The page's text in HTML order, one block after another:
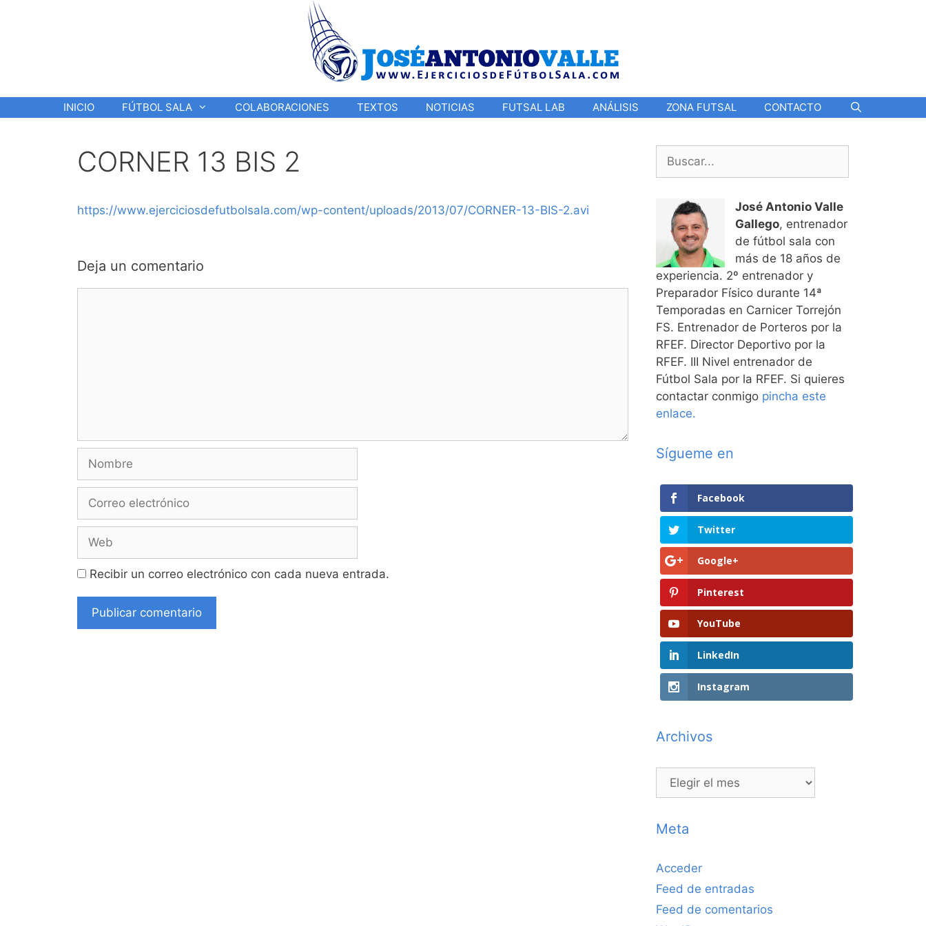
INICIO FÚTBOL SALA COLABORACIONES TEXTOS NOTICIAS FUTSAL LAB ANÁLISIS ZONA FUTSAL CONTACTO
CORNER 13 BIS 2
https://www.ejerciciosdefutbolsala.com/wp-content/uploads/2013/07/CORNER-13-BIS-2.avi
Deja un comentario
electrónico
Recibir un correo electrónico con cada nueva entrada.
Buscar:
José Antonio Valle
Gallego, entrenador
de fútbol sala con
más de 18 años de
experiencia. 2º entrenador y
Preparador Físico durante 14ª
Temporadas en Carnicer Torrejón
FS. Entrenador de Porteros por la
RFEF. Director Deportivo por la
RFEF. III Nivel entrenador de
Fútbol Sala por la RFEF. Si quieres
contactar conmigo pincha este
enlace.
Sígueme en
Facebook
Twitter
Google+
Pinterest
YouTube
LinkedIn
Instagram
Archivos
Archivos
Meta
Acceder
Feed de entradas
Feed de comentarios